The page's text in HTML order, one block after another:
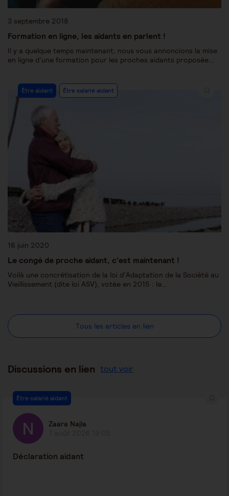
3 septembre 2018
Formation en ligne, les aidants en parlent !
Il y a quelque temps maintenant, nous vous annoncions la mise
en ligne d’une formation pour les proches aidants proposée…
Être aidant Être salarié aidant
16 juin 2020
Le congé de proche aidant, c’est maintenant !
Voilà une concrétisation de la loi d’Adaptation de la Société au
Vieillissement (dite loi ASV), votée en 2015 : le…
Tous les articles en lien
Discussions en lien tout voir
Être salarié aidant
Zaara Najla
Déclaration aidant